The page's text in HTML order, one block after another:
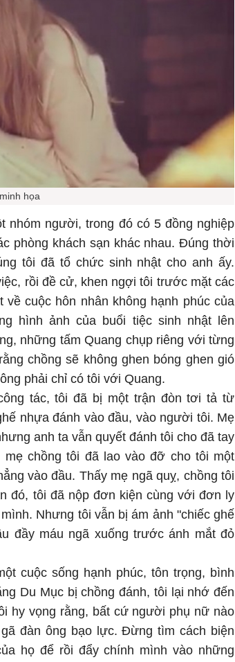
họa
nhóm người, trong đó có 5 đồng nghiệp
phòng khách sạn khác nhau. Đúng thời
tôi đã tổ chức sinh nhật cho anh ấy.
rồi đề cử, khen ngợi tôi trước mặt các
cuộc hôn nhân không hạnh phúc của
hình ảnh của buổi tiệc sinh nhật lên
những tấm Quang chụp riêng với từng
chồng sẽ không ghen bóng ghen gió
phải chỉ có tôi với Quang.
tác, tôi đã bị một trận đòn tơi tả từ
nhựa đánh vào đầu, vào người tôi. Mẹ
anh ta vẫn quyết đánh tôi cho đã tay
chồng tôi đã lao vào đỡ cho tôi một
vào đầu. Thấy mẹ ngã quỵ, chồng tôi
đó, tôi đã nộp đơn kiện cùng với đơn ly
Nhưng tôi vẫn bị ám ảnh "chiếc ghế
đầy máu ngã xuống trước ánh mắt đỏ
cuộc sống hạnh phúc, tôn trọng, bình
Du Mục bị chồng đánh, tôi lại nhớ đến
hy vọng rằng, bất cứ người phụ nữ nào
đàn ông bạo lực. Đừng tìm cách biện
họ để rồi đẩy chính mình vào những